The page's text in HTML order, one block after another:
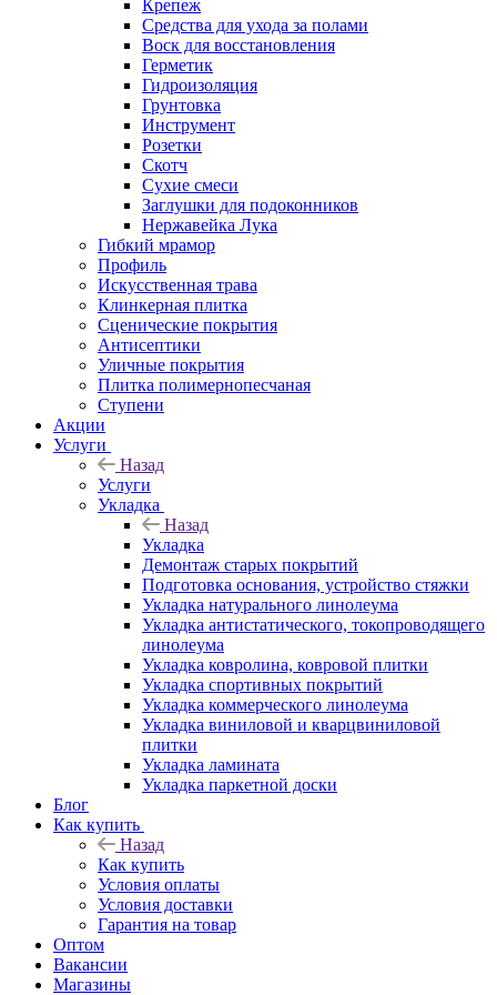
Крепеж
Средства для ухода за полами
Воск для восстановления
Герметик
Гидроизоляция
Грунтовка
Инструмент
Розетки
Скотч
Сухие смеси
Заглушки для подоконников
Нержавейка Лука
Гибкий мрамор
Профиль
Искусственная трава
Клинкерная плитка
Сценические покрытия
Антисептики
Уличные покрытия
Плитка полимернопесчаная
Ступени
Акции
Услуги
Назад
Услуги
Укладка
Назад
Укладка
Демонтаж старых покрытий
Подготовка основания, устройство стяжки
Укладка натурального линолеума
Укладка антистатического, токопроводящего
линолеума
Укладка ковролина, ковровой плитки
Укладка спортивных покрытий
Укладка коммерческого линолеума
Укладка виниловой и кварцвиниловой
плитки
Укладка ламината
Укладка паркетной доски
Блог
Как купить
Назад
Как купить
Условия оплаты
Условия доставки
Гарантия на товар
Оптом
Вакансии
Магазины